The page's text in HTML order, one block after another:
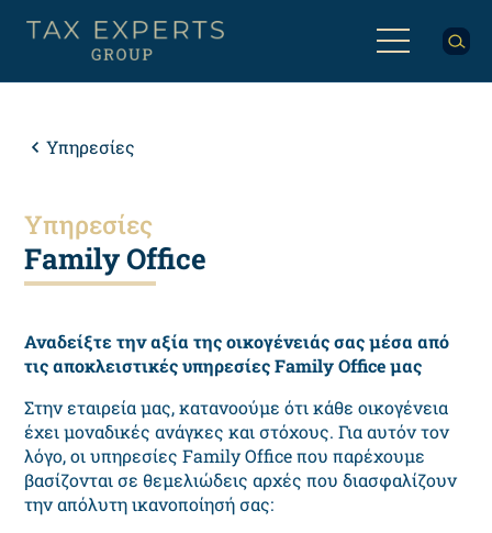
προς
κυρίως
Breadcrumb
Υπηρεσίες
Υπηρεσίες
Family Office
Αναδείξτε την αξία της οικογένειάς σας μέσα από
τις αποκλειστικές υπηρεσίες Family Office μας
Στην εταιρεία μας, κατανοούμε ότι κάθε οικογένεια
έχει μοναδικές ανάγκες και στόχους. Για αυτόν τον
λόγο, οι υπηρεσίες Family Office που παρέχουμε
βασίζονται σε θεμελιώδεις αρχές που διασφαλίζουν
την απόλυτη ικανοποίησή σας: